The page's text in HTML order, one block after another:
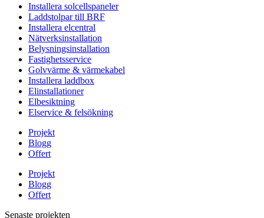
Installera solcellspaneler
Laddstolpar till BRF
Installera elcentral
Nätverksinstallation
Belysningsinstallation
Fastighetsservice
Golvvärme & värmekabel
Installera laddbox
Elinstallationer
Elbesiktning
Elservice & felsökning
Projekt
Blogg
Offert
Projekt
Blogg
Offert
Senaste projekten